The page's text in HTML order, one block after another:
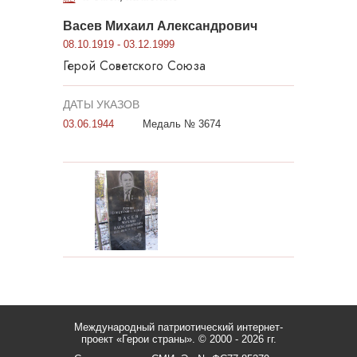
Васев Михаил Александрович
08.10.1919 - 03.12.1999
Герой Советского Союза
ДАТЫ УКАЗОВ
03.06.1944 Медаль № 3674
Международный патриотический интернет-
проект «Герои страны». © 2000 - 2026 гг.